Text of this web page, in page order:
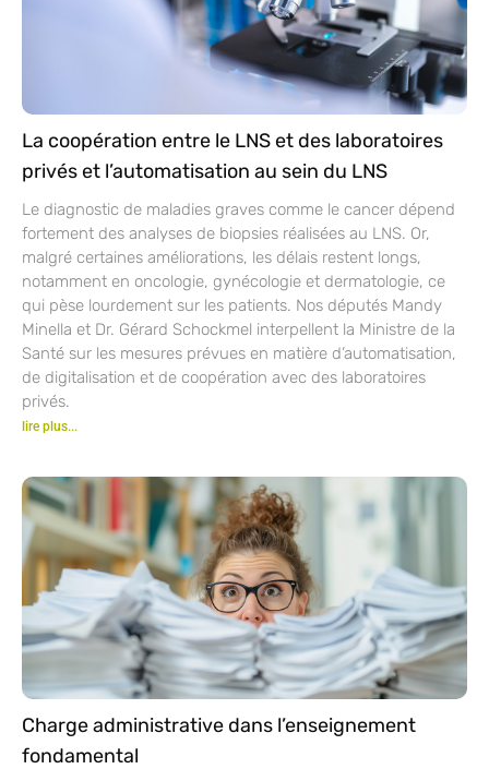
La coopération entre le LNS et des laboratoires
privés et l’automatisation au sein du LNS
Le diagnostic de maladies graves comme le cancer dépend
fortement des analyses de biopsies réalisées au LNS. Or,
malgré certaines améliorations, les délais restent longs,
notamment en oncologie, gynécologie et dermatologie, ce
qui pèse lourdement sur les patients. Nos députés Mandy
Minella et Dr. Gérard Schockmel interpellent la Ministre de la
Santé sur les mesures prévues en matière d’automatisation,
de digitalisation et de coopération avec des laboratoires
privés.
lire plus...
Charge administrative dans l’enseignement
fondamental